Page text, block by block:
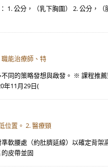
1. 公分，（乳下胸圍） 2. 公分
能治療師、特
同的策略發想與啟發。 ※ 課程推
年11月29日(
位置。 2. 醫療頸
軟腰處（約肚臍延線）以確定背
皮帶並固